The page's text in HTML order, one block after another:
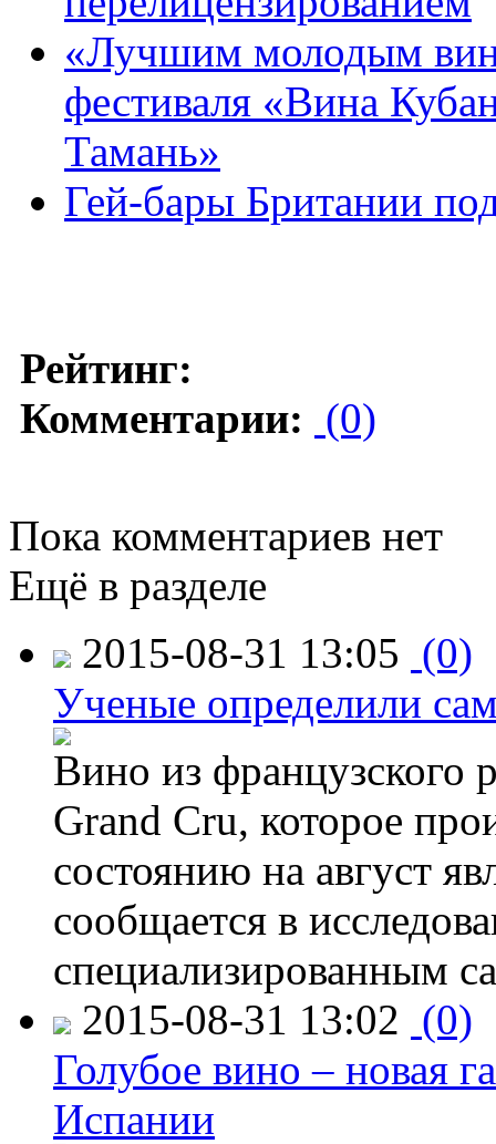
«Лучшим молодым
фестиваля «Вина
Тамань»
Гей-бары Британии
Рейтинг:
Комментарии: (0)
Пока комментариев нет
Ещё в разделе
2015-08-31 13:05 (0)
Ученые определили
Вино из французского
Grand Cru, которое
состоянию на август
сообщается в
специализированным
2015-08-31 13:02 (0)
Голубое вино – новая
Испании